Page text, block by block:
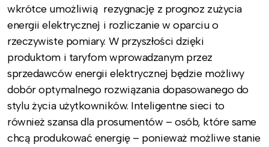
wkrótce umożliwią rezygnację z prognoz zużycia
energii elektrycznej i rozliczanie w oparciu o
rzeczywiste pomiary. W przyszłości dzięki
produktom i taryfom wprowadzanym przez
sprzedawców energii elektrycznej będzie możliwy
dobór optymalnego rozwiązania dopasowanego do
stylu życia użytkowników. Inteligentne sieci to
również szansa dla prosumentów – osób, które same
chcą produkować energię – ponieważ możliwe stanie